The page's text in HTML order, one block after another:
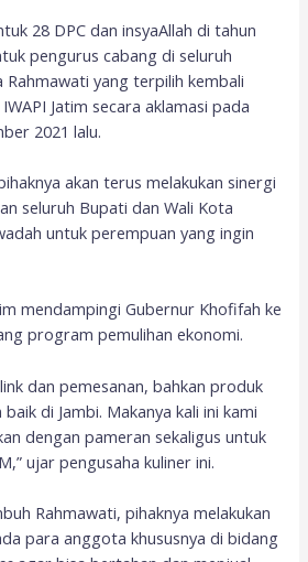
28 DPC dan insyaAllah di tahun
pengurus cabang di seluruh
yang terpilih kembali
Jatim secara aklamasi pada
2021 lalu.
akan terus melakukan sinergi
seluruh Bupati dan Wali Kota
untuk perempuan yang ingin
mendampingi Gubernur Khofifah ke
program pemulihan ekonomi.
dan pemesanan, bahkan produk
di Jambi. Makanya kali ini kami
dengan pameran sekaligus untuk
ujar pengusaha kuliner ini.
Rahmawati, pihaknya melakukan
para anggota khususnya di bidang